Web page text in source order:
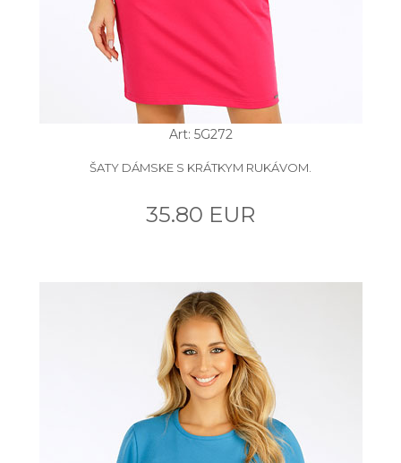
Art: 5G272
ŠATY DÁMSKE S KRÁTKYM RUKÁVOM.
35.80 EUR